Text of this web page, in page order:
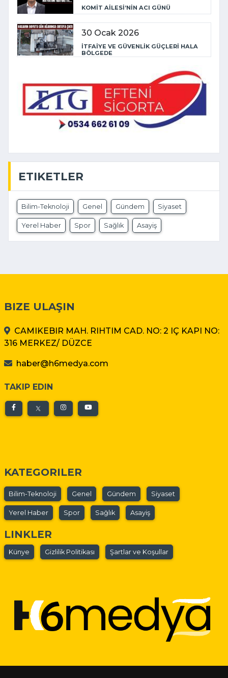
KOMİT AİLESİ’NİN ACI GÜNÜ
30 Ocak 2026
İTFAİYE VE GÜVENLİK GÜÇLERİ HALA
BÖLGEDE
ETIKETLER
Bilim-Teknoloji Genel Gündem Siyaset
Yerel Haber Spor Sağlık Asayiş
BIZE ULAŞIN
CAMIKEBIR MAH. RIHTIM CAD. NO: 2 IÇ KAPI NO:
316 MERKEZ/ DÜZCE
haber@h6medya.com
TAKIP EDIN
KATEGORILER
Bilim-Teknoloji Genel Gündem Siyaset
Yerel Haber Spor Sağlık Asayiş
LINKLER
Künye Gizlilik Politikası Şartlar ve Koşullar